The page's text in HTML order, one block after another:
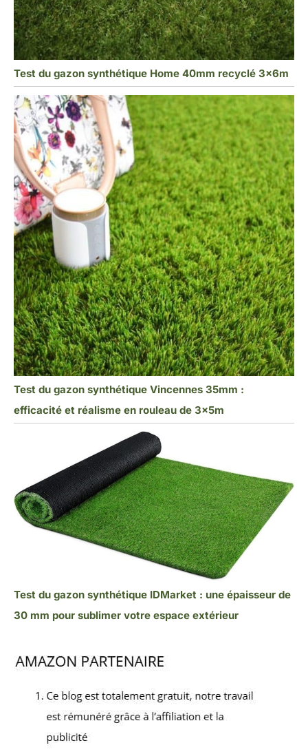
Test du gazon synthétique Home 40mm recyclé 3x6m
Test du gazon synthétique Vincennes 35mm :
efficacité et réalisme en rouleau de 3x5m
Test du gazon synthétique IDMarket : une épaisseur de
30 mm pour sublimer votre espace extérieur